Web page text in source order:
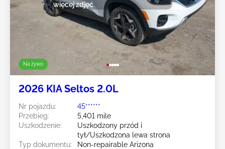
Na żywo
więcej zdjęć
2026 KIA Seltos 2.0L
Nr pojazdu:
45******
Przebieg:
5,401 mile
Uszkodzenie:
Uszkodzony przód i
tył/Uszkodzona lewa strona
Typ dokumentu:
Non-repairable Arizona